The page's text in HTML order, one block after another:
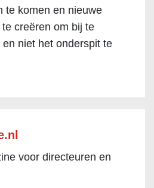
te komen en nieuwe
creëren om bij te
niet het onderspit te
voor directeuren en